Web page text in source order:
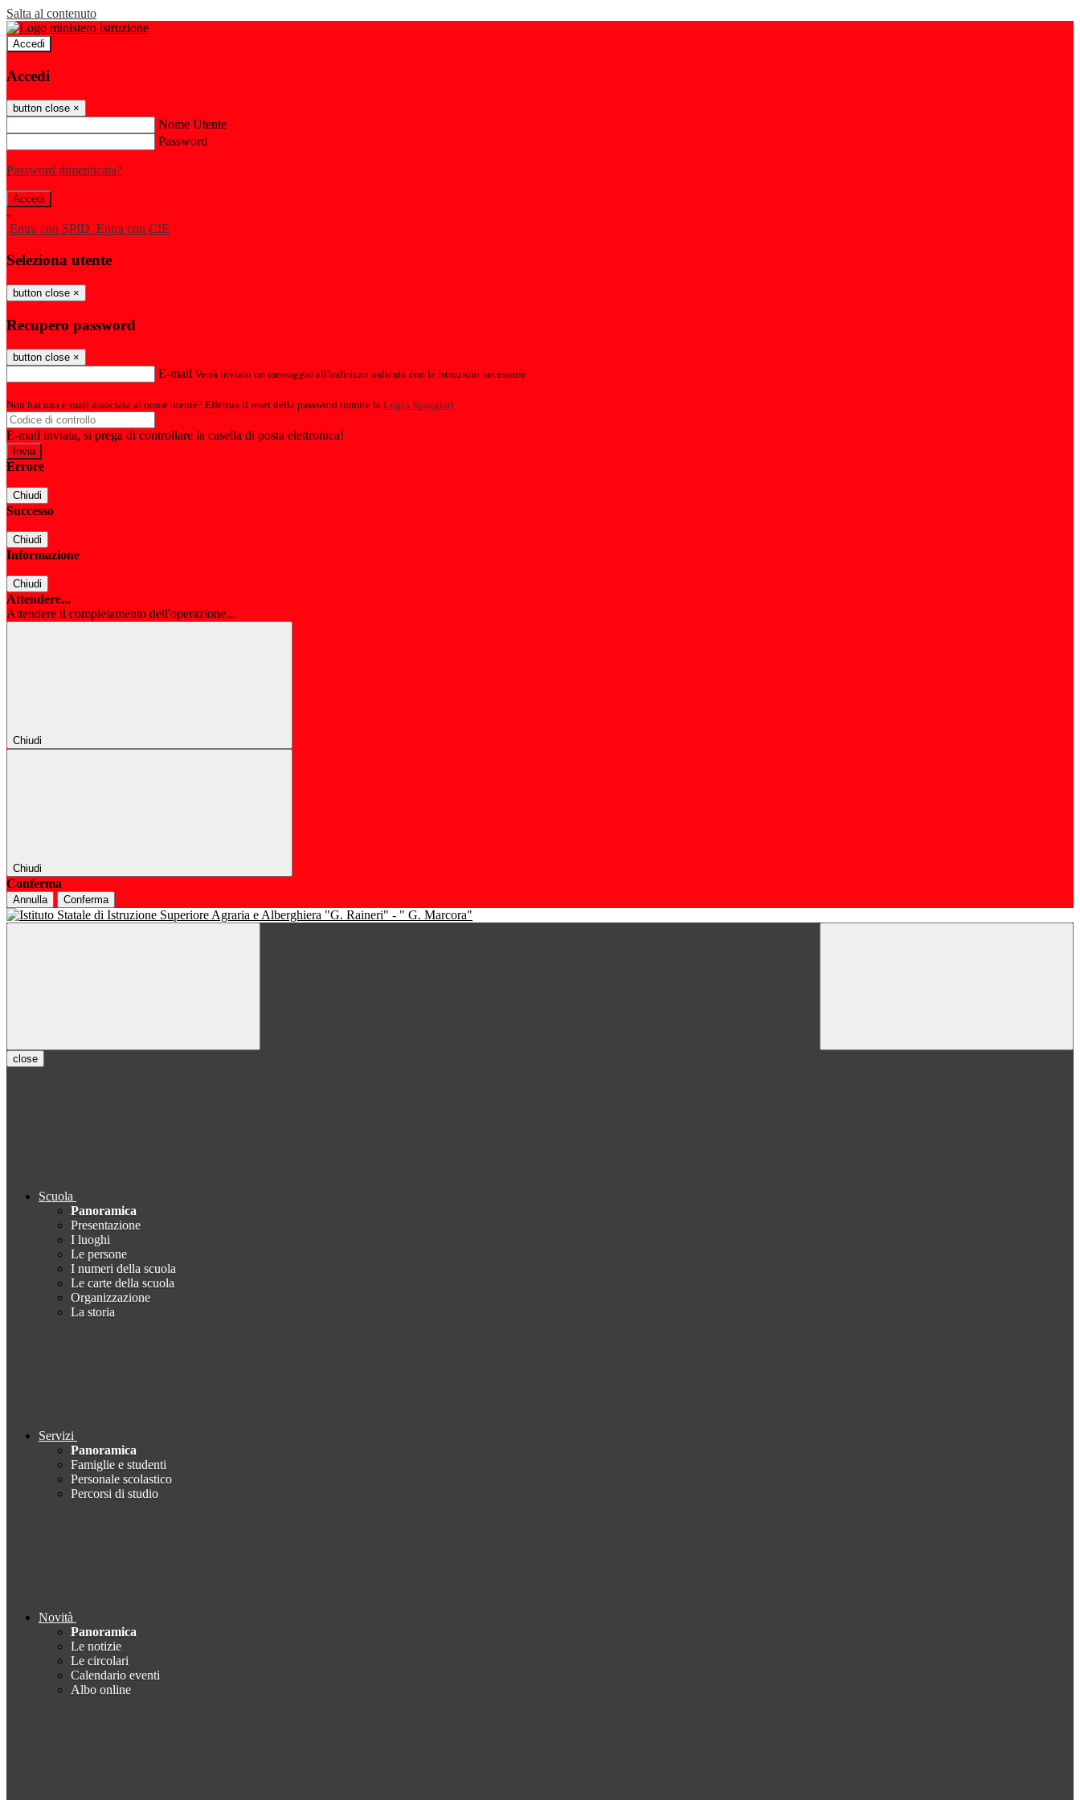
Salta al contenuto
Accedi
Accedi
button close ×
Nome Utente
Password
Password dimenticata?
-
Entra con SPID Entra con CIE
Seleziona utente
button close ×
Recupero password
button close ×
E-mail Verrà inviato un messaggio all'indirizzo indicato con le istruzioni necessarie.
Non hai una e-mail associata al nome utente? Effettua il reset della password tramite la Login Spaggiari
E-mail inviata, si prega di controllare la casella di posta elettronica!
Errore
Chiudi
Successo
Chiudi
Informazione
Chiudi
Attendere...
Attendere il completamento dell'operazione...
Chiudi
Chiudi
Conferma
Annulla Conferma
close
Scuola
Panoramica
Presentazione
I luoghi
Le persone
I numeri della scuola
Le carte della scuola
Organizzazione
La storia
Servizi
Panoramica
Famiglie e studenti
Personale scolastico
Percorsi di studio
Novità
Panoramica
Le notizie
Le circolari
Calendario eventi
Albo online